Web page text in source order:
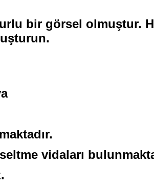
bir görsel olmuştur.
vidaları